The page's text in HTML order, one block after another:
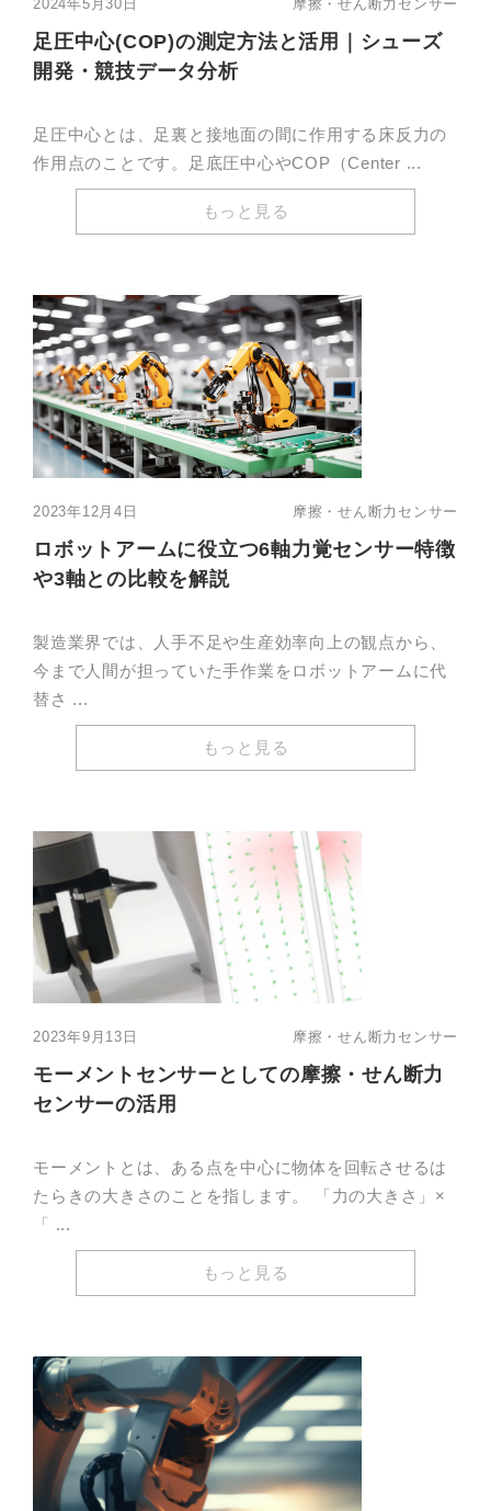
足圧中心とは、足裏と接地面の間に作用する床反力の
作用点のことです。足底圧中心やCOP（Center ...
もっと見る
足圧中心(COP)の測定方法と活用｜シューズ
開発・競技データ分析
摩擦・せん断力センサー
2024年5月30日
製造業界では、人手不足や生産効率向上の観点から、
今まで人間が担っていた手作業をロボットアームに代
替さ ...
もっと見る
ロボットアームに役立つ6軸力覚センサー特徴
や3軸との比較を解説
摩擦・せん断力センサー
2023年12月4日
モーメントとは、ある点を中心に物体を回転させるは
たらきの大きさのことを指します。 「力の大きさ」×
「 ...
もっと見る
モーメントセンサーとしての摩擦・せん断力
センサーの活用
摩擦・せん断力センサー
2023年9月13日